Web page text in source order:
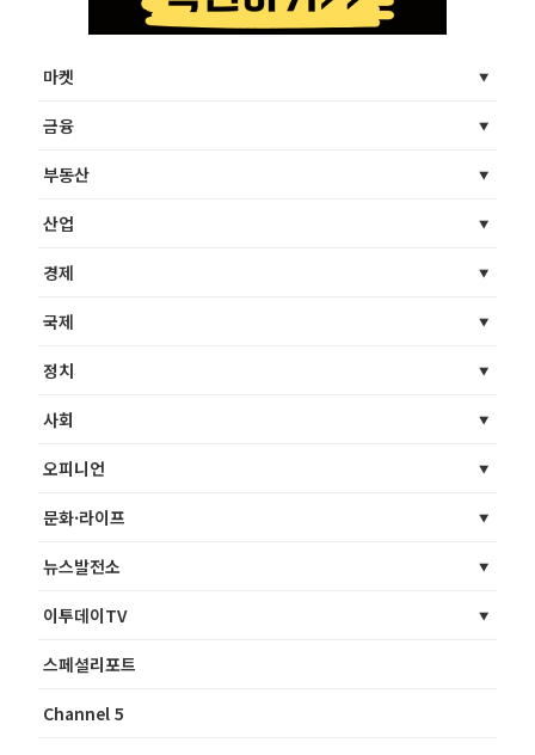
마켓
금융
부동산
산업
경제
국제
정치
사회
오피니언
문화·라이프
뉴스발전소
이투데이TV
스페셜리포트
Channel 5